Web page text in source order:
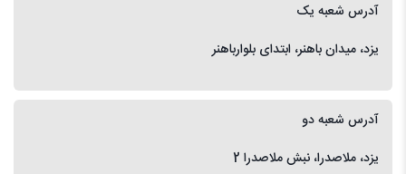
آدرس شعبه یک
یزد، میدان باهنر، ابتدای بلوارباهنر
آدرس شعبه دو
یزد، ملاصدرا، نبش ملاصدرا 2